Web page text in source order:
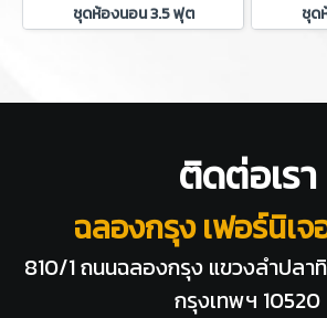
ชุดห้องนอน 3.5 ฟุต ชุด
ติดต่อเรา
ฉลองกรุง เฟอร์นิเ
810/1 ถนนฉลองกรุง แขวงลำปลา
กรุงเทพฯ 10520